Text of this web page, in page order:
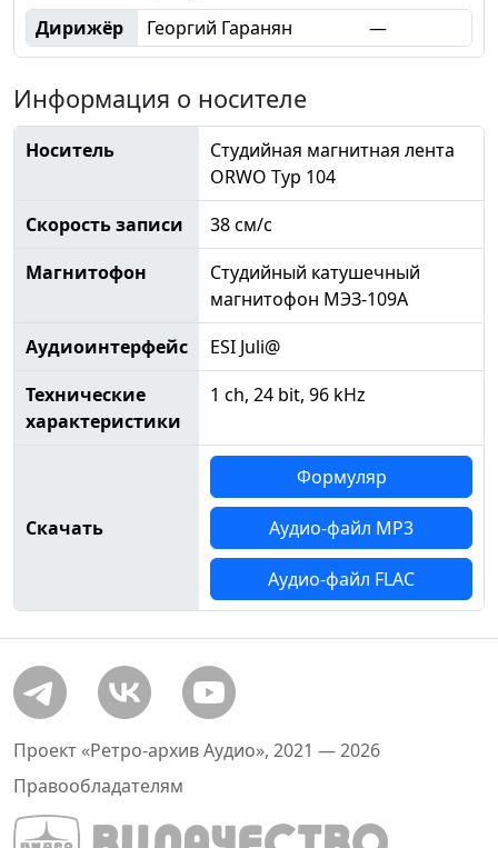
Дирижёр
Георгий Гаранян —
Информация о носителе
Носитель
Студийная магнитная лента
ORWO Typ 104
Скорость записи
38 см/с
Магнитофон
Студийный катушечный
магнитофон МЭЗ-109А
Аудиоинтерфейс
ESI Juli@
Технические
характеристики
1 ch, 24 bit, 96 kHz
Скачать
Формуляр
Аудио-файл MP3
Аудио-файл FLAC
Проект «Ретро-архив Аудио», 2021 — 2026
Правообладателям